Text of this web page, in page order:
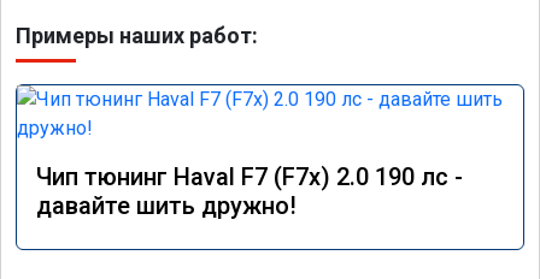
Примеры наших работ:
Чип тюнинг Haval F7 (F7x) 2.0 190 лс -
давайте шить дружно!